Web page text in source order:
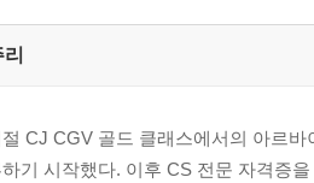
CJ CGV 골드 클래스에서의 아르바
기 시작했다. 이후 CS 전문 자격증